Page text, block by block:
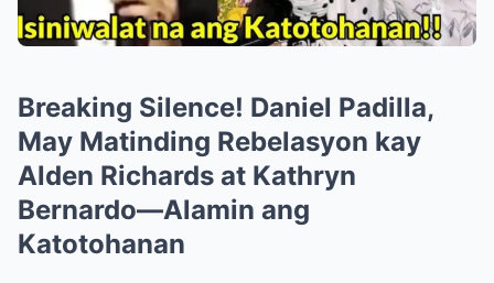
Breaking Silence! Daniel Padilla,
May Matinding Rebelasyon kay
Alden Richards at Kathryn
Bernardo—Alamin ang
Katotohanan